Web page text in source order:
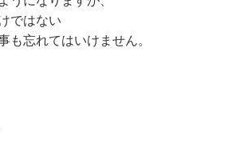
ではない
も忘れてはいけません。